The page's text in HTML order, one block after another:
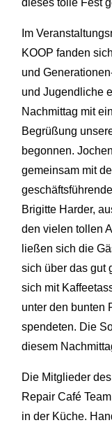
dieses tolle Fest
Im
KOOP fanden
und
und Jugendliche
Nachmittag mit
Begrüßung
begonnen.
gemeinsam mit
Brigitte Harder,
den vielen tollen
ließen sich die
sich über das gut
sich mit
unter den bunten
spendeten. Die
diesem
Die Mitglieder
Repair Café
in der Küche.